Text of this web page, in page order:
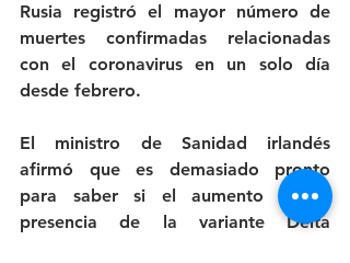
Rusia registró el mayor número de
muertes confirmadas relacionadas
con el coronavirus en un solo día
desde febrero.
El ministro de Sanidad irlandés
afirmó que es demasiado pronto
para saber si el aumento de la
presencia de la variante Delta